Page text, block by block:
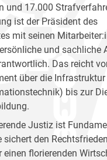
und 17.000
ist der Präsident des
mit seinen
und sachliche
Das reicht
über die Infrastruktur
bis zur
Justiz ist
sichert den
einen florierenden